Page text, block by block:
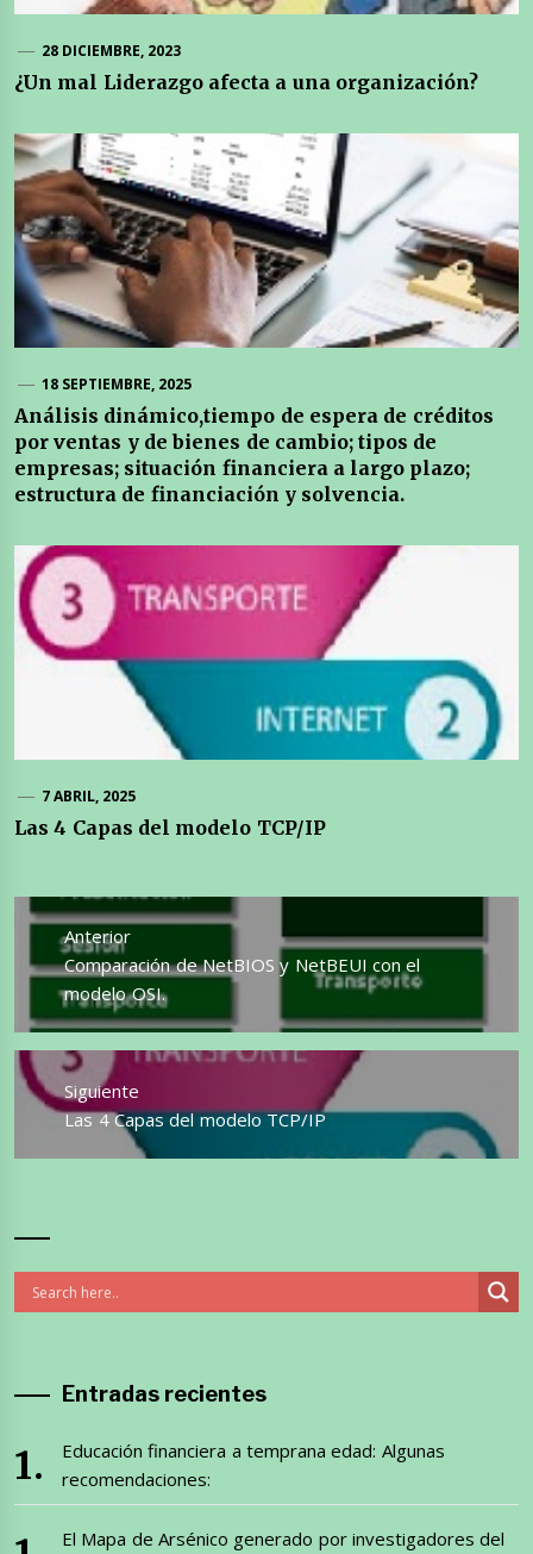
28 DICIEMBRE, 2023
¿Un mal Liderazgo afecta a una organización?
18 SEPTIEMBRE, 2025
Análisis dinámico,tiempo de espera de créditos
por ventas y de bienes de cambio; tipos de
empresas; situación financiera a largo plazo;
estructura de financiación y solvencia.
7 ABRIL, 2025
Las 4 Capas del modelo TCP/IP
Navegación
de
entradas
Anterior
Entrada
anterior:
Comparación de NetBIOS y NetBEUI con el
modelo OSI.
Siguiente
Entrada
siguiente:
Las 4 Capas del modelo TCP/IP
Entradas recientes
Educación financiera a temprana edad: Algunas
recomendaciones:
El Mapa de Arsénico generado por investigadores del